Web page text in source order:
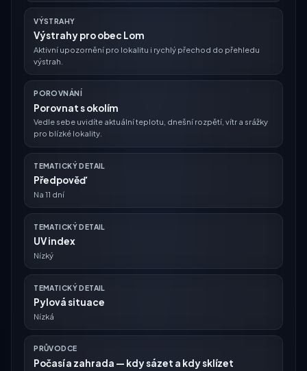
VÝSTRAHY
Výstrahy pro obec Lom
Aktivní upozornění pro lokalitu i rychlý přechod do přehledu
výstrah.
POROVNÁNÍ
Porovnat s okolím
Vedle sebe uvidíte aktuální teplotu, dnešní rozpětí, vítr a srážky
pro blízké lokality.
TEMATICKÝ DETAIL
Předpověď
Na 11 dní
TEMATICKÝ DETAIL
UV index
Nízký
TEMATICKÝ DETAIL
Pylová situace
Nízká
PRŮVODCE
Počasí a zahrada — kdy sázet a kdy sklízet